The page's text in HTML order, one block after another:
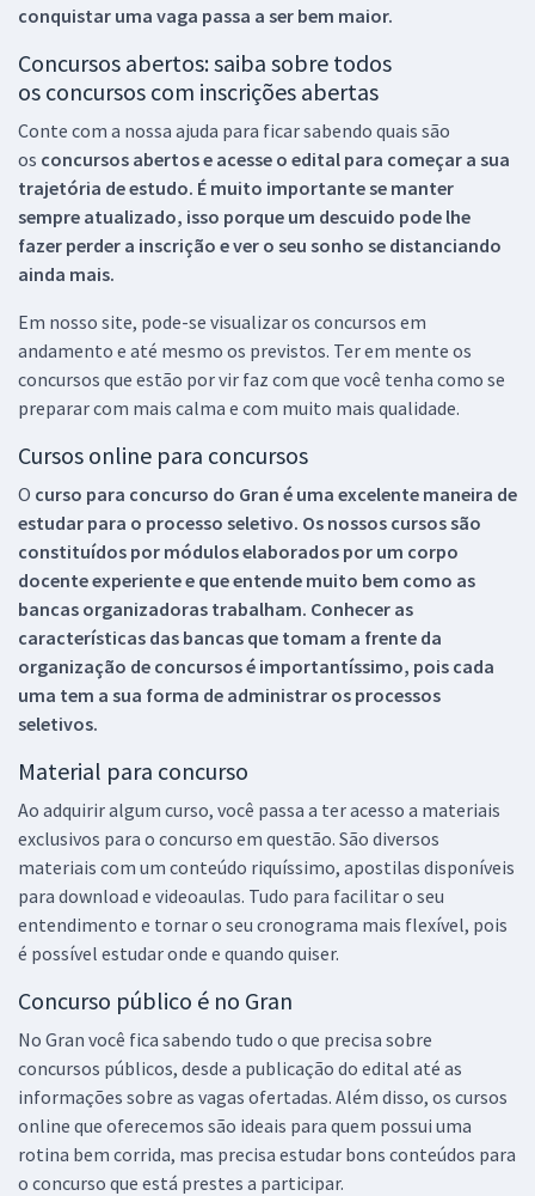
conquistar uma vaga passa a ser bem maior.
Concursos abertos: saiba sobre todos
os concursos com inscrições abertas
Conte com a nossa ajuda para ficar sabendo quais são
os concursos abertos e acesse o edital para começar a sua
trajetória de estudo. É muito importante se manter
sempre atualizado, isso porque um descuido pode lhe
fazer perder a inscrição e ver o seu sonho se distanciando
ainda mais.
Em nosso site, pode-se visualizar os concursos em
andamento e até mesmo os previstos. Ter em mente os
concursos que estão por vir faz com que você tenha como se
preparar com mais calma e com muito mais qualidade.
Cursos online para concursos
O curso para concurso do Gran é uma excelente maneira de
estudar para o processo seletivo. Os nossos cursos são
constituídos por módulos elaborados por um corpo
docente experiente e que entende muito bem como as
bancas organizadoras trabalham. Conhecer as
características das bancas que tomam a frente da
organização de concursos é importantíssimo, pois cada
uma tem a sua forma de administrar os processos
seletivos.
Material para concurso
Ao adquirir algum curso, você passa a ter acesso a materiais
exclusivos para o concurso em questão. São diversos
materiais com um conteúdo riquíssimo, apostilas disponíveis
para download e videoaulas. Tudo para facilitar o seu
entendimento e tornar o seu cronograma mais flexível, pois
é possível estudar onde e quando quiser.
Concurso público é no Gran
No Gran você fica sabendo tudo o que precisa sobre
concursos públicos, desde a publicação do edital até as
informações sobre as vagas ofertadas. Além disso, os cursos
online que oferecemos são ideais para quem possui uma
rotina bem corrida, mas precisa estudar bons conteúdos para
o concurso que está prestes a participar.